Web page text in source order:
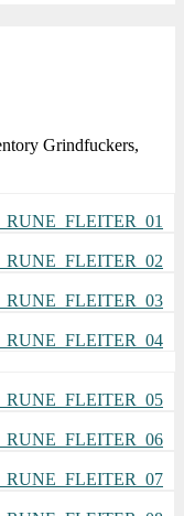
Grindfuckers,